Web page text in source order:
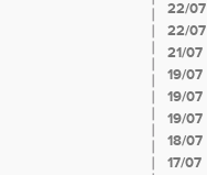
22/07
22/07
21/07
19/07
19/07
19/07
18/07
17/07